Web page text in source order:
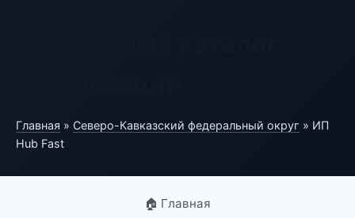
Главная » Северо-Кавказский федеральный округ » ИП
Hub Fast
🏠 Главная